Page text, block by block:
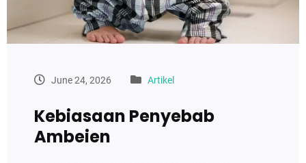
June 24, 2026 Artikel
Kebiasaan Penyebab
Ambeien